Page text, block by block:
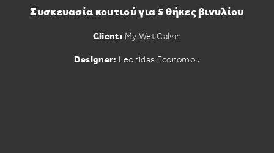
Συσκευασία κουτιού για 5 θήκες βινυλίου
Client: My Wet Calvin
Designer: Leonidas Economou